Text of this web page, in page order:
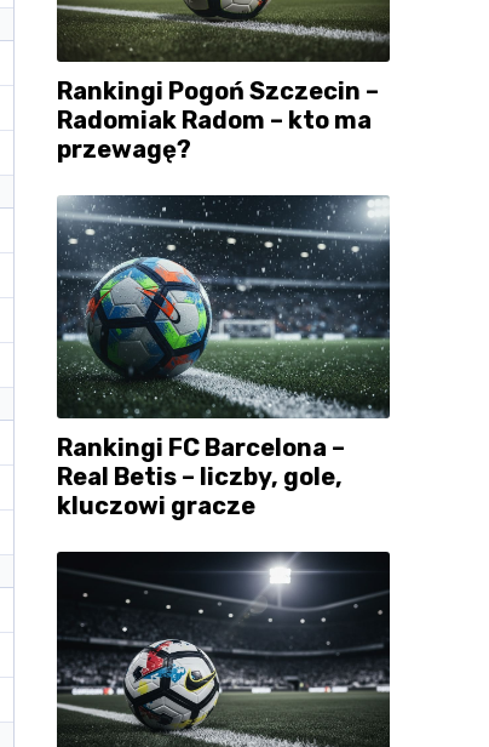
Rankingi Pogoń Szczecin –
Radomiak Radom – kto ma
przewagę?
Rankingi FC Barcelona –
Real Betis – liczby, gole,
kluczowi gracze